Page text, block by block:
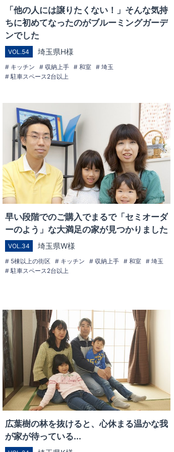
「他の人には譲りたくない！」そんな気持
ちに初めてなったのがブルーミングガーデ
ンでした
VOL.54 埼玉県H様
キッチン 収納上手 和室
埼玉
駐車スペース2台以上
早い段階でのご購入でまるで「セミオーダ
ーのよう」な大満足の家が見つかりました
VOL.34 埼玉県W様
5棟以上の街区 キッチン 収納上手 和室
埼玉
駐車スペース2台以上
広葉樹の林を抜けると、心休まる温かな我
が家が待っている...